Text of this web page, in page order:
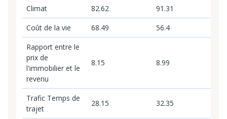
Climat
82.62
91.31
Coût de la vie
68.49
56.4
Rapport entre le
prix de
l'immobilier et le
revenu
8.15 8.99
Trafic Temps de
trajet
28.15 32.35